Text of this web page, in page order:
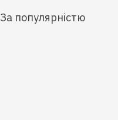
За популярністю